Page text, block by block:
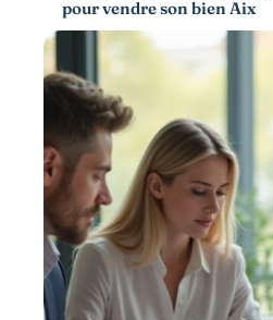
pour vendre son bien Aix